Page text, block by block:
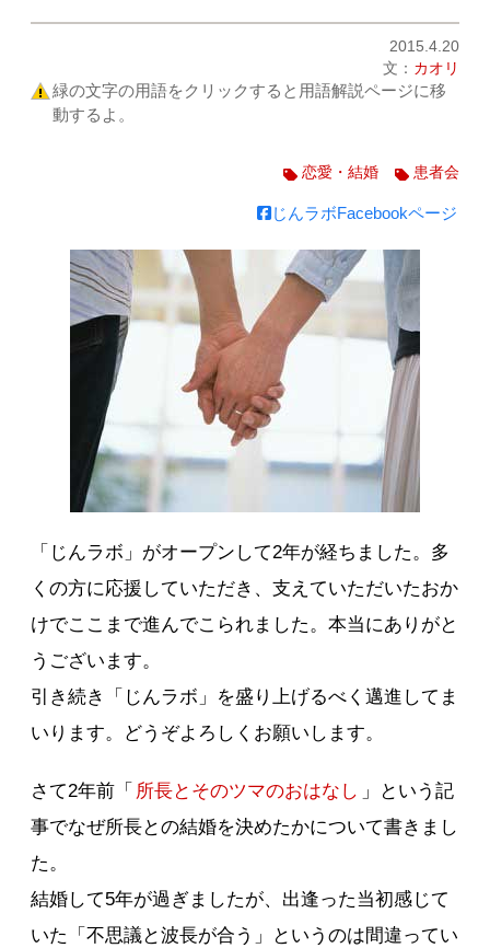
2015.4.20
文： カオリ
緑の文字の用語をクリックすると用語解説ページに移
動するよ。
恋愛・結婚 患者会
じんラボFacebookページ
「じんラボ」がオープンして2年が経ちました。多
くの方に応援していただき、支えていただいたおか
けでここまで進んでこられました。本当にありがと
うございます。
引き続き「じんラボ」を盛り上げるべく邁進してま
いります。どうぞよろしくお願いします。
さて2年前「 所長とそのツマのおはなし 」という記
事でなぜ所長との結婚を決めたかについて書きまし
た。
結婚して5年が過ぎましたが、出逢った当初感じて
いた「不思議と波長が合う」というのは間違ってい